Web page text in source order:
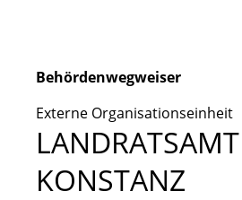
Behördenwegweiser
Externe Organisationseinheit
LANDRATSAMT
KONSTANZ